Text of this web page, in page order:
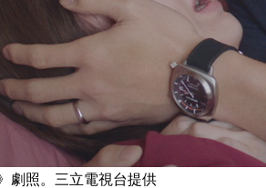
劇照。三立電視台提供